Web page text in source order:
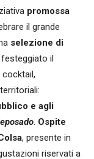
promossa
il grande
selezione di
il
e agli
. Ospite
, presente in
riservati a